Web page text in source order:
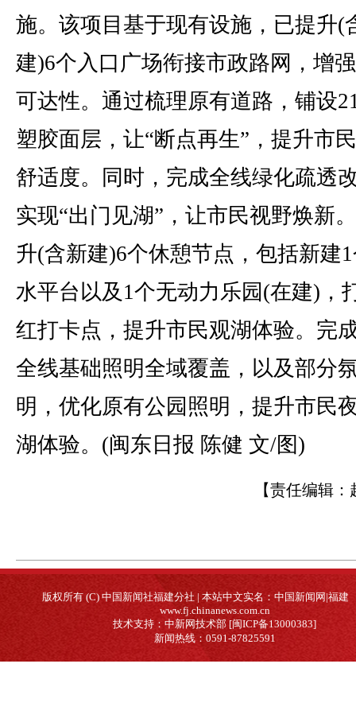
施。该项目基于现有设施，已提升(
建)6个入口广场衔接市政路网，增
可达性。通过梳理原有道路，铺设
塑胶面层，让“断点再生”，提升市
舒适度。同时，完成全线绿化疏透
实现“出门见湖”，让市民视野焕新
升(含新建)6个休憩节点，包括新建
水平台以及1个无动力乐园(在建)，
红打卡点，提升市民观湖体验。完
全线基础照明全域覆盖，以及部分
明，优化原有公园照明，提升市民
湖体验。(闽东日报 陈健 文/图)
【责任编辑：
版权所有 (C) 中国新闻社福建分社 | 本站中文实名：中国新闻网|福建
www.fj.chinanews.com.cn
技术支持：中新网技术部 [闽ICP备13000383]
新闻热线：0591-87825591